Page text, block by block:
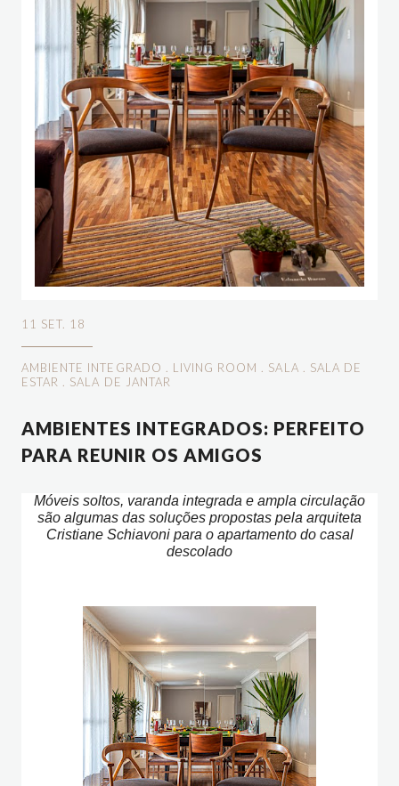
11 SET. 18
AMBIENTE INTEGRADO LIVING ROOM SALA
SALA DE
ESTAR
SALA DE JANTAR
AMBIENTES INTEGRADOS: PERFEITO
PARA REUNIR OS AMIGOS
Móveis soltos, varanda integrada e ampla circulação
são algumas das soluções propostas pela arquiteta
Cristiane Schiavoni para o apartamento do casal
descolado